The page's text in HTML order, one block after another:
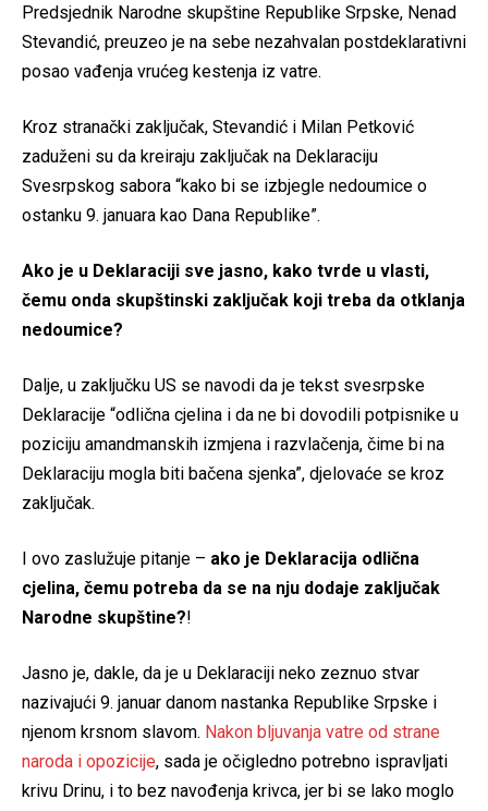
Predsjednik Narodne skupštine Republike Srpske, Nenad
Stevandić, preuzeo je na sebe nezahvalan postdeklarativni
posao vađenja vrućeg kestenja iz vatre.
Kroz stranački zaključak, Stevandić i Milan Petković
zaduženi su da kreiraju zaključak na Deklaraciju
Svesrpskog sabora “kako bi se izbjegle nedoumice o
ostanku 9. januara kao Dana Republike”.
Ako je u Deklaraciji sve jasno, kako tvrde u vlasti,
čemu onda skupštinski zaključak koji treba da otklanja
nedoumice?
Dalje, u zaključku US se navodi da je tekst svesrpske
Deklaracije “odlična cjelina i da ne bi dovodili potpisnike u
poziciju amandmanskih izmjena i razvlačenja, čime bi na
Deklaraciju mogla biti bačena sjenka”, djelovaće se kroz
zaključak.
I ovo zaslužuje pitanje – ako je Deklaracija odlična
cjelina, čemu potreba da se na nju dodaje zaključak
Narodne skupštine?!
Jasno je, dakle, da je u Deklaraciji neko zeznuo stvar
nazivajući 9. januar danom nastanka Republike Srpske i
njenom krsnom slavom. Nakon bljuvanja vatre od strane
naroda i opozicije, sada je očigledno potrebno ispravljati
krivu Drinu, i to bez navođenja krivca, jer bi se lako moglo